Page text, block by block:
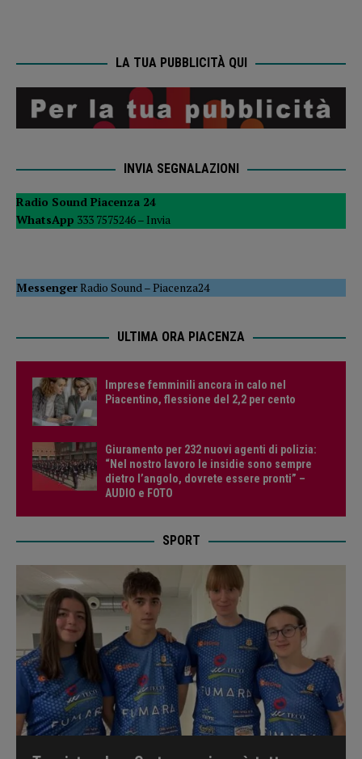
LA TUA PUBBLICITÀ QUI
INVIA SEGNALAZIONI
Radio Sound Piacenza 24
WhatsApp 333 7575246 – Invia
MessengerRadio Sound–Piacenza24
ULTIMA ORA PIACENZA
Imprese femminili ancora in calo nel
Piacentino, flessione del 2,2 per cento
Giuramento per 232 nuovi agenti di polizia:
“Nel nostro lavoro le insidie sono sempre
dietro l’angolo, dovrete essere pronti” –
AUDIO e FOTO
SPORT